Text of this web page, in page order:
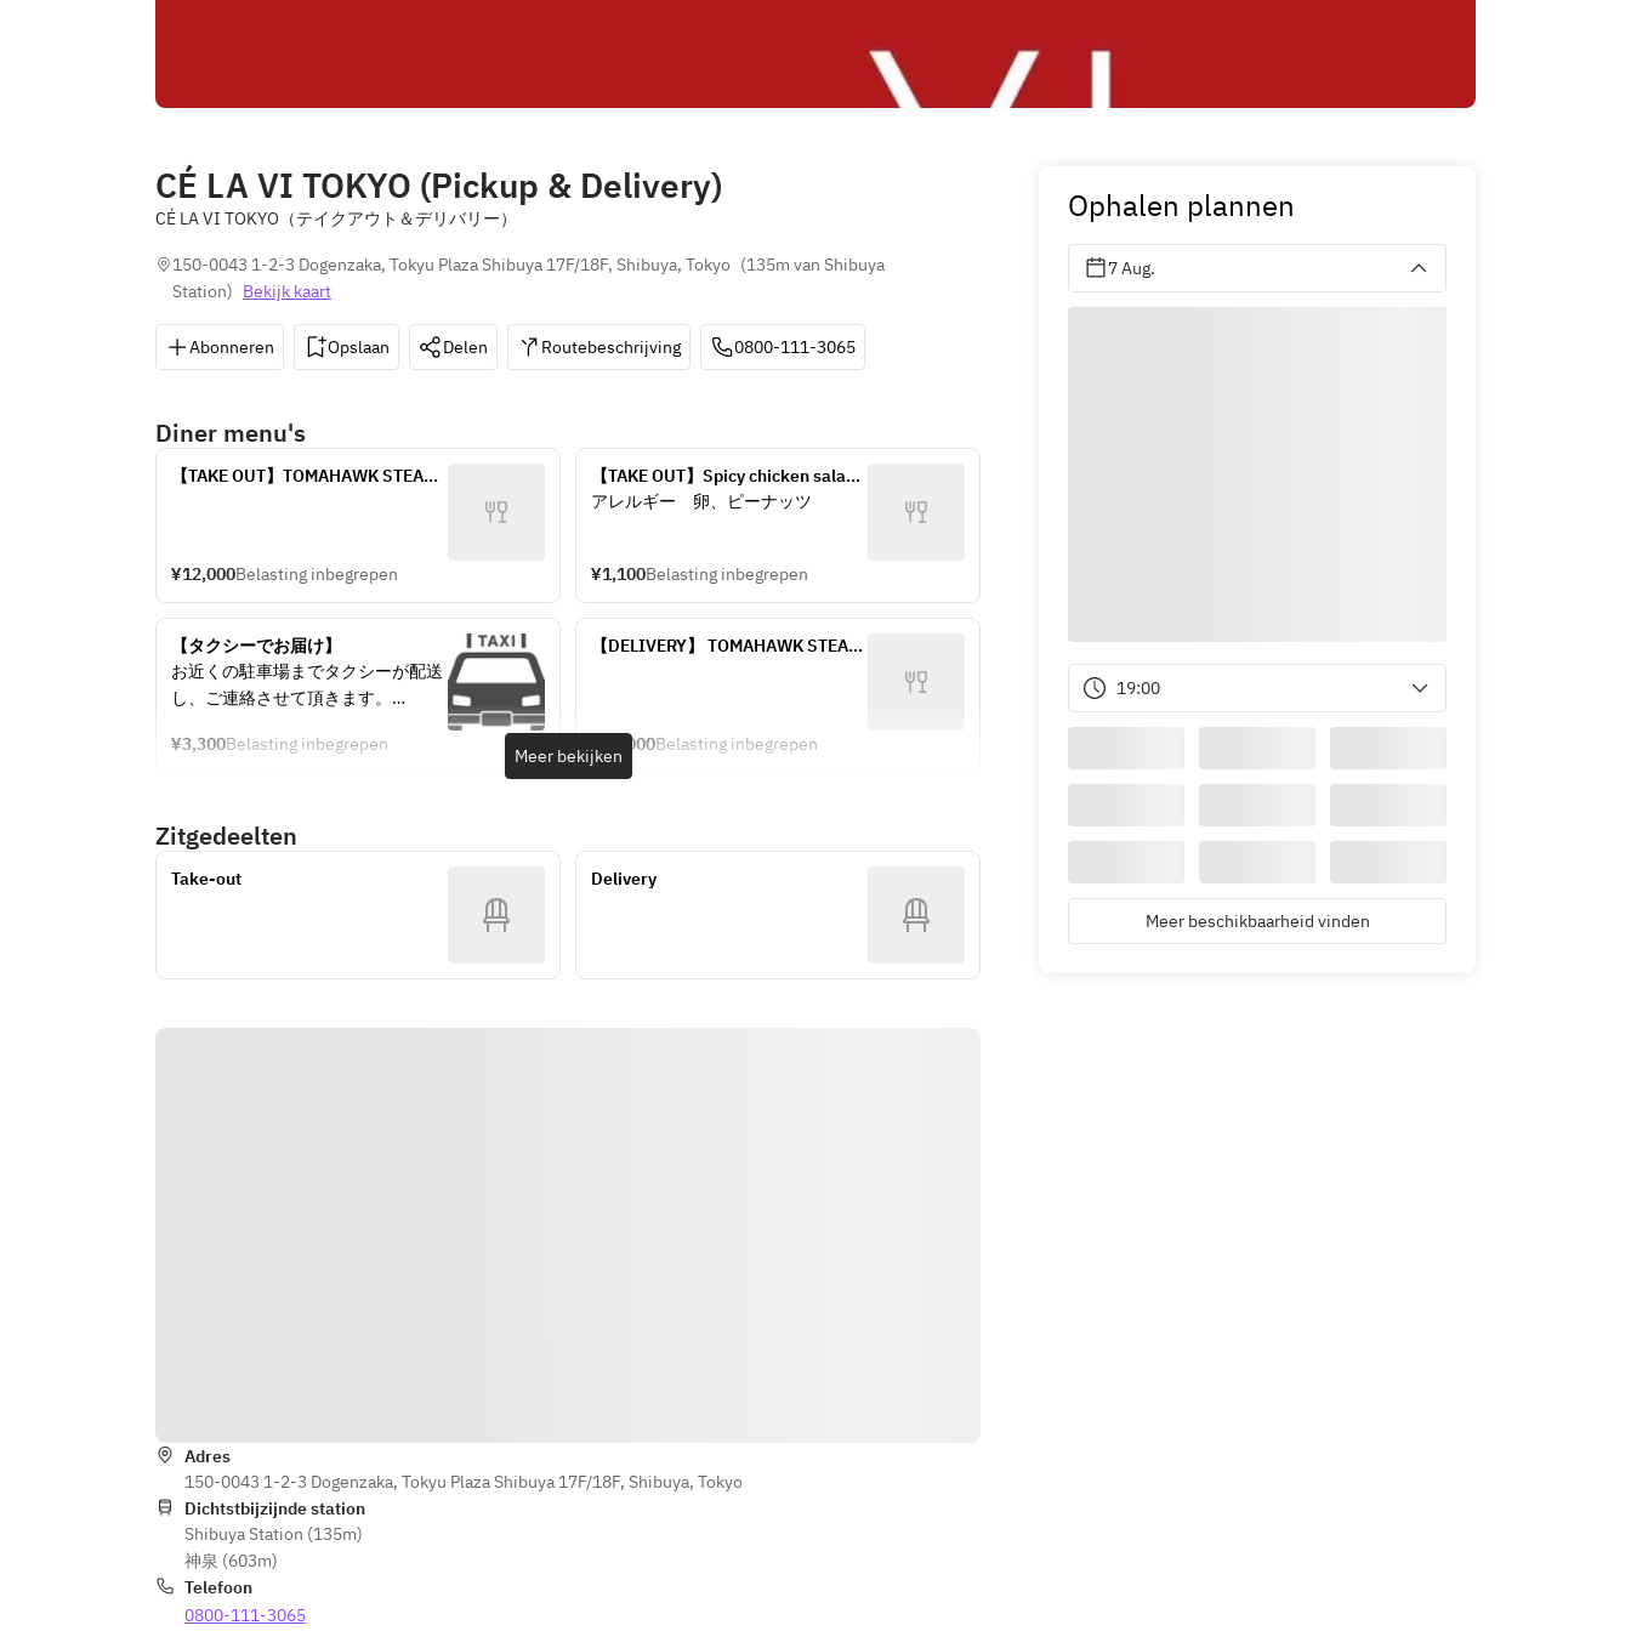
CÉ LA VI TOKYO (Pickup & Delivery)
CÉ LA VI TOKYO（テイクアウト＆デリバリー）
150-0043 1-2-3 Dogenzaka, Tokyu Plaza Shibuya 17F/18F, Shibuya, Tokyo (135m van Shibuya
Station) Bekijk kaart
Abonneren Opslaan Delen Routebeschrijving 0800-111-3065
Diner menu's
【TAKE OUT】TOMAHAWK STEAK
¥12,000Belasting inbegrepen
【TAKE OUT】Spicy chicken salad
with Shanghai dressing
アレルギー　卵、ピーナッツ
¥1,100Belasting inbegrepen
【タクシーでお届け】
お近くの駐車場までタクシーが配送
し、ご連絡させて頂きます。
感染予防の観点から、タクシー運転
タクシー駐車地点までお越し頂き、
料理のピックアップをお願い致しま
す。
¥3,300Belasting inbegrepen
【DELIVERY】 TOMAHAWK STEAK
¥12,000Belasting inbegrepen
Meer bekijken
Zitgedeelten
Take-out Delivery
Adres
150-0043 1-2-3 Dogenzaka, Tokyu Plaza Shibuya 17F/18F, Shibuya, Tokyo
Dichtstbijzijnde station
Shibuya Station (135m)
神泉 (603m)
Telefoon
0800-111-3065
Ophalen plannen
7 Aug.
19:00
Meer beschikbaarheid vinden